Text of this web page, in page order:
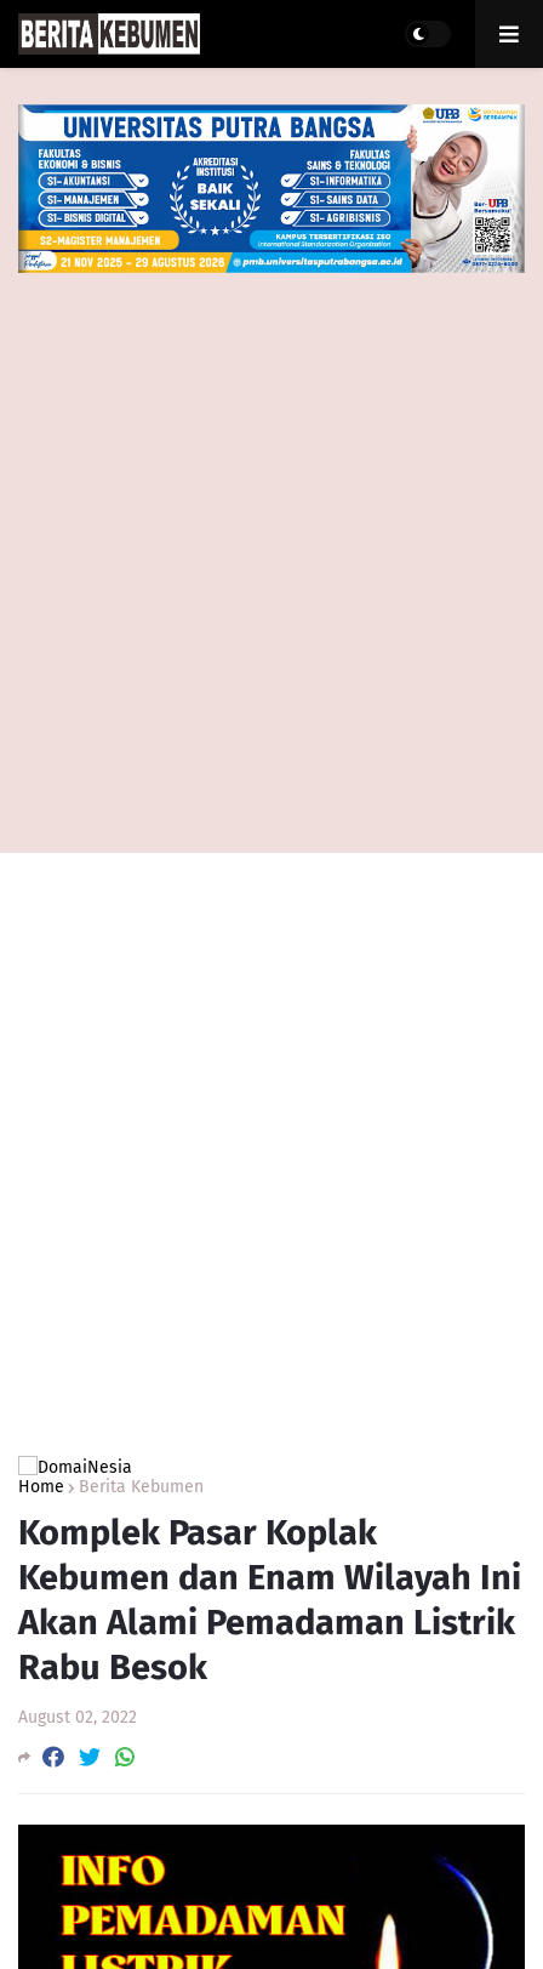
Home Berita Kebumen
Komplek Pasar Koplak
Kebumen dan Enam Wilayah Ini
Akan Alami Pemadaman Listrik
Rabu Besok
August 02, 2022